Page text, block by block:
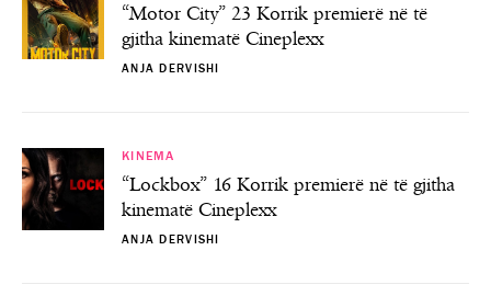
“Motor City” 23 Korrik premierë në të
gjitha kinematë Cineplexx
ANJA DERVISHI
KINEMA
“Lockbox” 16 Korrik premierë në të gjitha
kinematë Cineplexx
ANJA DERVISHI